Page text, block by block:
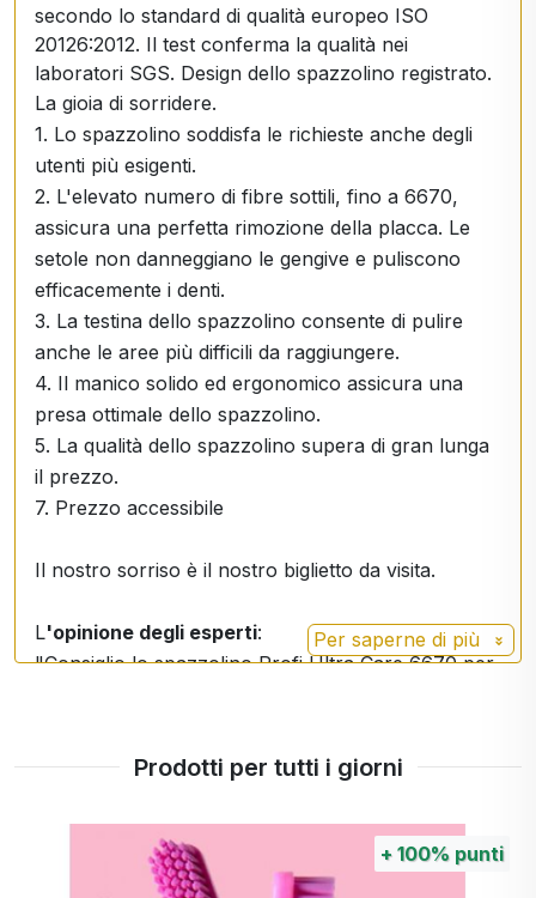
secondo lo standard di qualità europeo ISO
20126:2012. Il test conferma la qualità nei
laboratori SGS. Design dello spazzolino registrato.
La gioia di sorridere.
1. Lo spazzolino soddisfa le richieste anche degli
utenti più esigenti.
2. L'elevato numero di fibre sottili, fino a 6670,
assicura una perfetta rimozione della placca. Le
setole non danneggiano le gengive e puliscono
efficacemente i denti.
3. La testina dello spazzolino consente di pulire
anche le aree più difficili da raggiungere.
4. Il manico solido ed ergonomico assicura una
presa ottimale dello spazzolino.
5. La qualità dello spazzolino supera di gran lunga
il prezzo.
7. Prezzo accessibile
Il nostro sorriso è il nostro biglietto da visita.
L'opinione degli esperti:
"Consiglio lo spazzolino Profi Ultra Care 6670 per
partire dai 6 anni. La densità ideale delle fibre
appositamente trattate impedisce l'irritazione delle
gengive e allo stesso tempo rompe la placca. Le
istruzioni di un dentista o di un igienista dentale
aumentano l'efficacia dello spazzolamento dei
Per saperne di più
Prodotti per tutti i giorni
+ 100% punti